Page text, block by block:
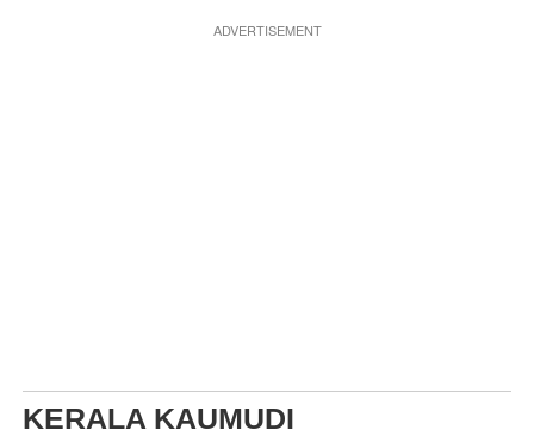
ADVERTISEMENT
KERALA KAUMUDI